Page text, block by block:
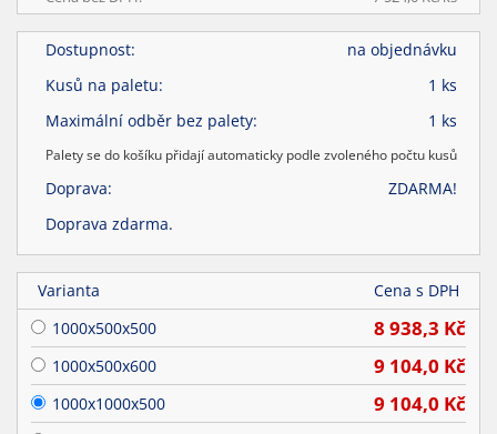
Dostupnost:
na objednávku
Kusů na paletu:
1 ks
Maximální odběr bez palety:
1 ks
Palety se do košíku přidají automaticky podle zvoleného počtu kusů
Doprava:
ZDARMA!
Doprava zdarma.
Varianta
Cena s DPH
1000x500x500
8 938,3 Kč
1000x500x600 9 104,0 Kč
1000x1000x500 9 104,0 Kč